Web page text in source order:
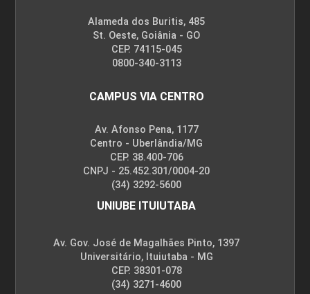
Alameda dos Buritis, 485
St. Oeste, Goiânia - GO
CEP. 74115-045
0800-340-3113
CAMPUS VIA CENTRO
Av. Afonso Pena, 1177
Centro - Uberlândia/MG
CEP. 38.400-706
CNPJ - 25.452.301/0004-20
(34) 3292-5600
UNIUBE ITUIUTABA
Av. Gov. José de Magalhães Pinto, 1397
Universitário, Ituiutaba - MG
CEP. 38301-078
(34) 3271-4600